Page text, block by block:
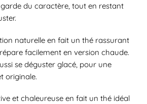
du caractère, tout en restant
naturelle en fait un thé rassurant
facilement en version chaude.
se déguster glacé, pour une
originale.
et chaleureuse en fait un thé idéal